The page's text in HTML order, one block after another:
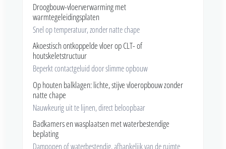
Droogbouw-vloerverwarming met
warmtegeleidingsplaten
Snel op temperatuur, zonder natte chape
Akoestisch ontkoppelde vloer op CLT- of
houtskeletstructuur
Beperkt contactgeluid door slimme opbouw
Op houten balklagen: lichte, stijve vloeropbouw zonder
natte chape
Nauwkeurig uit te lijnen, direct beloopbaar
Badkamers en wasplaatsen met waterbestendige
beplating
Dampopen of waterbestendig, afhankelijk van de ruimte